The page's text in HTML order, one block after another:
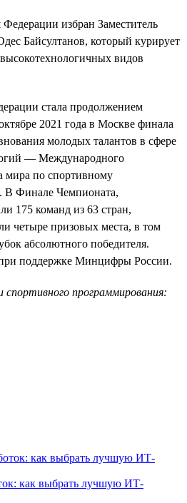
избран Заместитель
Байсултанов, который курирует
видов
стала продолжением
2021 года в Москве финала
молодых талантов в сфере
— Международного
мира по спортивному
В Финале Чемпионата,
175 команд из 63 стран,
четыре призовых места, в том
абсолютного победителя.
поддержке Минцифры России.
спортивного программирования:
как выбрать лучшую ИТ-